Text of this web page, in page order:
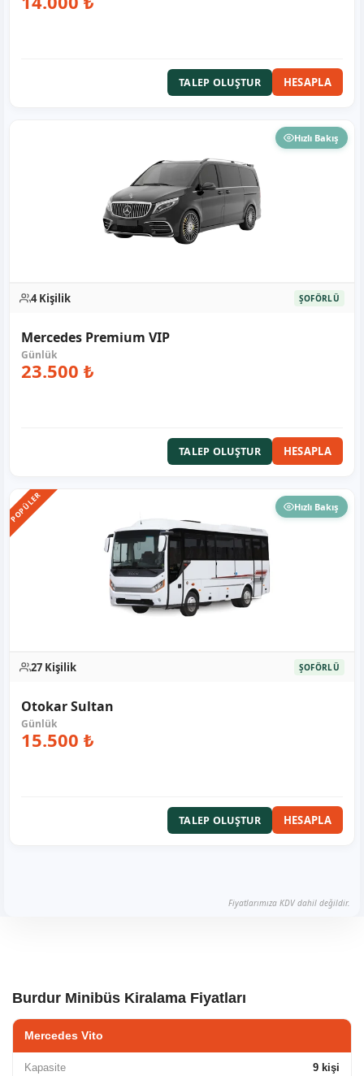
TALEP OLUŞTUR HESAPLA
Hızlı Bakış
4 Kişilik ŞOFÖRLÜ
Mercedes Premium VIP
23.500 ₺
TALEP OLUŞTUR HESAPLA
POPÜLER Hızlı Bakış
27 Kişilik ŞOFÖRLÜ
Otokar Sultan
15.500 ₺
TALEP OLUŞTUR HESAPLA
Fiyatlarımıza KDV dahil değildir.
Burdur Minibüs Kiralama Fiyatları
Mercedes Vito
Kapasite 9 kişi